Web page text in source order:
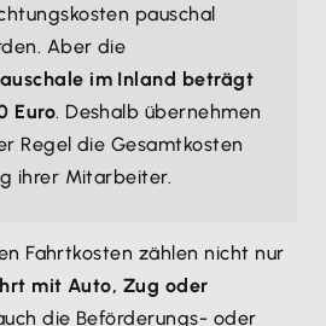
pauschal
Aber die
im Inland beträgt
Euro. Deshalb übernehmen
Regel die Gesamtkosten
ihrer Mitarbeiter.
Fahrtkosten zählen nicht nur
mit Auto, Zug oder
die Beförderungs- oder